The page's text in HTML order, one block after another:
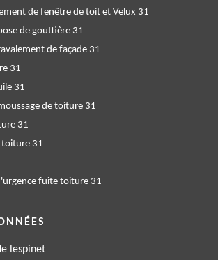
de fenêtre de toit et Velux 31
de gouttière 31
de façade 31
31
31
de toiture 31
31
toiture 31
fuite toiture 31
lespinet